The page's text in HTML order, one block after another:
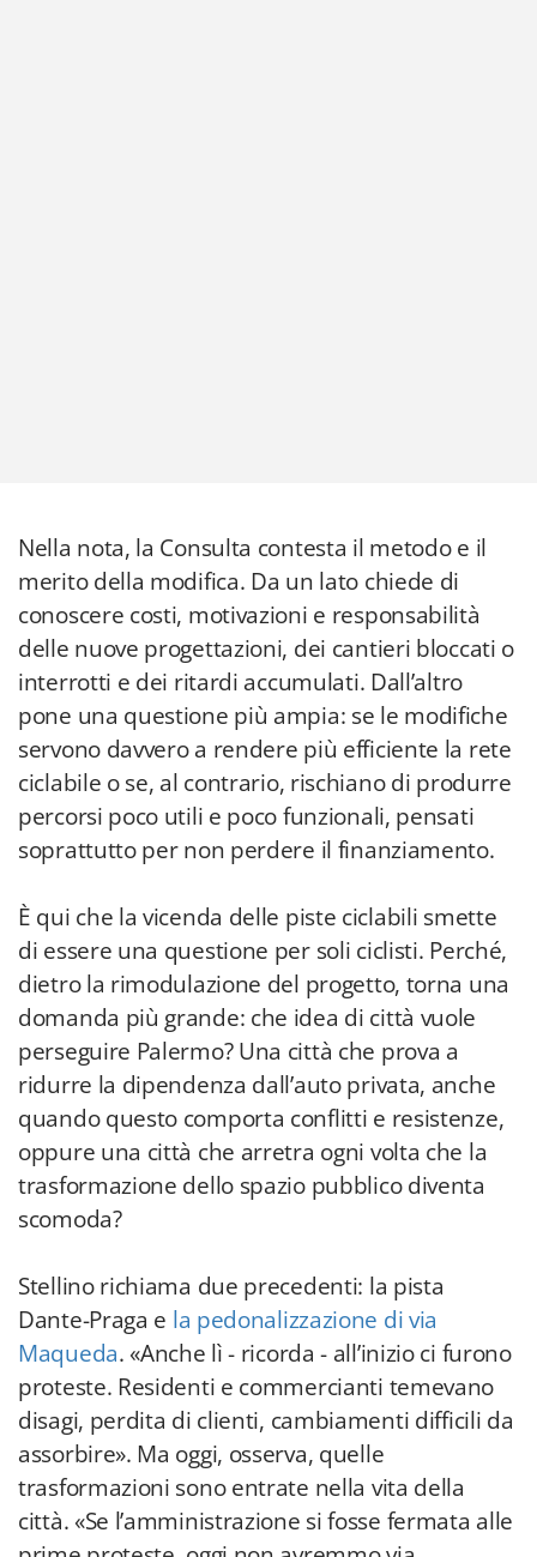
Nella nota, la Consulta contesta il metodo e il
merito della modifica. Da un lato chiede di
conoscere costi, motivazioni e responsabilità
delle nuove progettazioni, dei cantieri bloccati o
interrotti e dei ritardi accumulati. Dall’altro
pone una questione più ampia: se le modifiche
servono davvero a rendere più efficiente la rete
ciclabile o se, al contrario, rischiano di produrre
percorsi poco utili e poco funzionali, pensati
soprattutto per non perdere il finanziamento.
È qui che la vicenda delle piste ciclabili smette
di essere una questione per soli ciclisti. Perché,
dietro la rimodulazione del progetto, torna una
domanda più grande: che idea di città vuole
perseguire Palermo? Una città che prova a
ridurre la dipendenza dall’auto privata, anche
quando questo comporta conflitti e resistenze,
oppure una città che arretra ogni volta che la
trasformazione dello spazio pubblico diventa
scomoda?
Stellino richiama due precedenti: la pista
Dante-Praga e la pedonalizzazione di via
Maqueda. «Anche lì - ricorda - all’inizio ci furono
proteste. Residenti e commercianti temevano
disagi, perdita di clienti, cambiamenti difficili da
assorbire». Ma oggi, osserva, quelle
trasformazioni sono entrate nella vita della
città. «Se l’amministrazione si fosse fermata alle